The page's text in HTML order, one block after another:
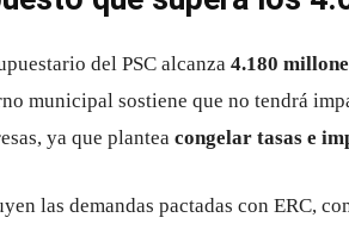
del PSC alcanza 4.180
municipal sostiene que no tendrá
ya que plantea congelar tasas e
las demandas pactadas con ERC,